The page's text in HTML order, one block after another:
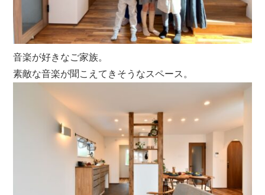
音楽が好きなご家族。
素敵な音楽が聞こえてきそうなスペース。